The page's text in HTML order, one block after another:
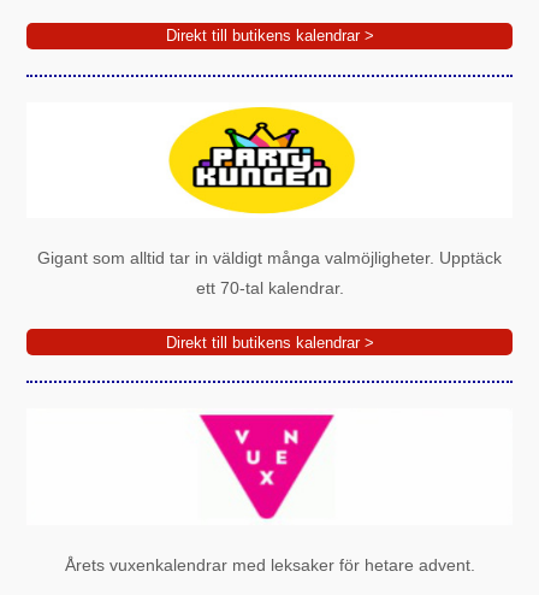
Direkt till butikens kalendrar >
Gigant som alltid tar in väldigt många valmöjligheter. Upptäck
ett 70-tal kalendrar.
Direkt till butikens kalendrar >
Årets vuxenkalendrar med leksaker för hetare advent.